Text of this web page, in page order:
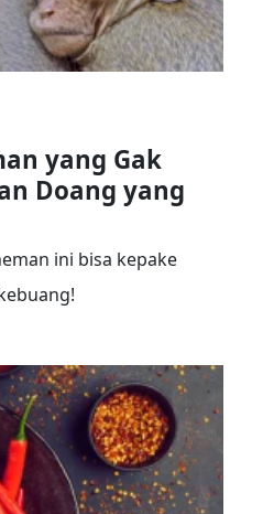
yang Gak
Doang yang
ini bisa kepake